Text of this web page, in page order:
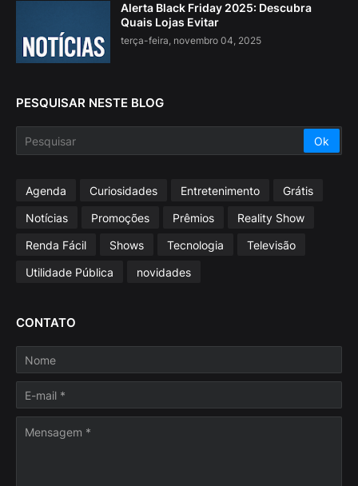
Alerta Black Friday 2025: Descubra
Quais Lojas Evitar
terça-feira, novembro 04, 2025
PESQUISAR NESTE BLOG
Agenda Curiosidades Entretenimento
Grátis
Notícias
Promoções Prêmios
Reality Show
Renda Fácil
Shows Tecnologia
Televisão
Utilidade Pública
novidades
CONTATO